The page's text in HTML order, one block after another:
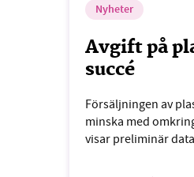
Nyheter
Avgift på
succé
Försäljningen av
minska med
visar preliminär